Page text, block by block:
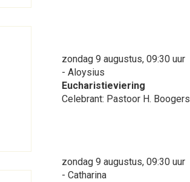
zondag 9 augustus, 09:30 uur
- Aloysius
Eucharistieviering
Celebrant: Pastoor H. Boogers
zondag 9 augustus, 09:30 uur
- Catharina